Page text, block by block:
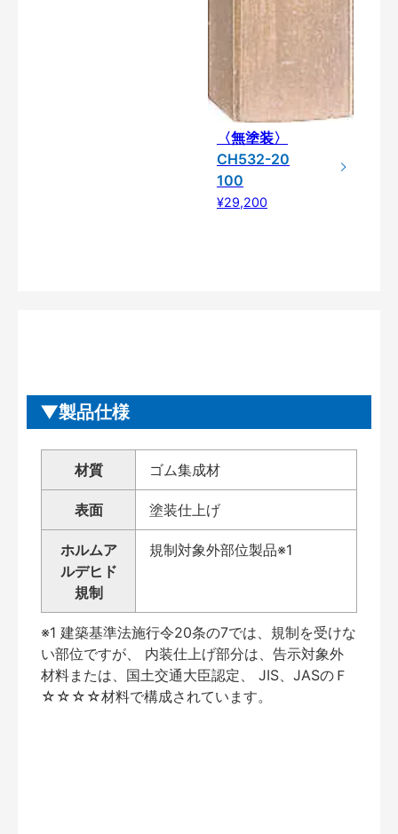
〈無塗装〉
CH532-20
100
¥29,200
製品仕様
材質 ゴム集成材
表面 塗装仕上げ
ホルムア
ルデヒド
規制
規制対象外部位製品※1
※1 建築基準法施行令20条の7では、規制を受けな
い部位ですが、 内装仕上げ部分は、告示対象外
材料または、国土交通大臣認定、 JIS、JASのＦ
☆☆☆☆材料で構成されています。